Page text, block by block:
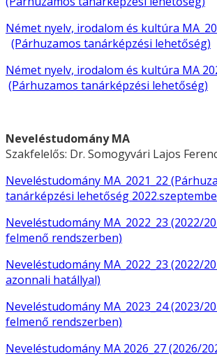
Német nyelv, irodalom és kultúra
(Párhuzamos tanárképzési lehetőség)
Német nyelv, irodalom és kultúra MA
(Párhuzamos tanárképzési lehetőség)
Neveléstudomány MA
Szakfelelős: Dr. Somogyvári Lajos
Neveléstudomány MA_2021_22
tanárképzési lehetőség
Neveléstudomány MA_2022_23 (2022/
felmenő rendszerben)
Neveléstudomány MA_2022_23 (2022/
azonnali hatállyal)
Neveléstudomány MA_2023_24 (2023/
felmenő rendszerben)
Neveléstudomány MA 2026_27 (2026/